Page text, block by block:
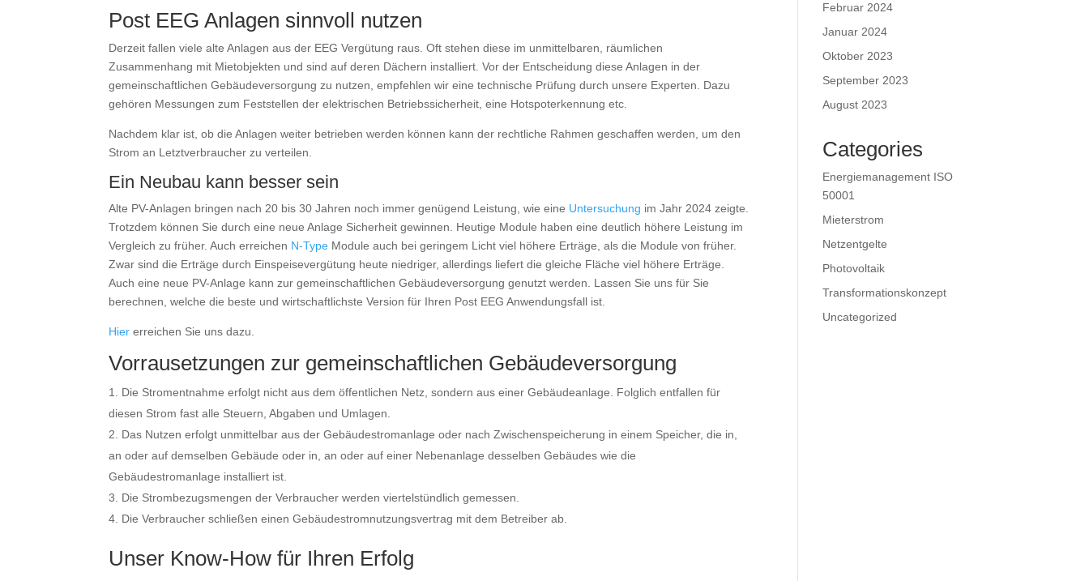
Post EEG Anlagen sinnvoll nutzen
Derzeit fallen viele alte Anlagen aus der EEG Vergütung raus. Oft stehen diese im unmittelbaren, räumlichen
Zusammenhang mit Mietobjekten und sind auf deren Dächern installiert. Vor der Entscheidung diese Anlagen in der
gemeinschaftlichen Gebäudeversorgung zu nutzen, empfehlen wir eine technische Prüfung durch unsere Experten. Dazu
gehören Messungen zum Feststellen der elektrischen Betriebssicherheit, eine Hotspoterkennung etc.
Nachdem klar ist, ob die Anlagen weiter betrieben werden können kann der rechtliche Rahmen geschaffen werden, um den
Strom an Letztverbraucher zu verteilen.
Ein Neubau kann besser sein
Alte PV-Anlagen bringen nach 20 bis 30 Jahren noch immer genügend Leistung, wie eine Untersuchung im Jahr 2024 zeigte.
Trotzdem können Sie durch eine neue Anlage Sicherheit gewinnen. Heutige Module haben eine deutlich höhere Leistung im
Vergleich zu früher. Auch erreichen N-Type Module auch bei geringem Licht viel höhere Erträge, als die Module von früher.
Zwar sind die Erträge durch Einspeisevergütung heute niedriger, allerdings liefert die gleiche Fläche viel höhere Erträge.
Auch eine neue PV-Anlage kann zur gemeinschaftlichen Gebäudeversorgung genutzt werden. Lassen Sie uns für Sie
berechnen, welche die beste und wirtschaftlichste Version für Ihren Post EEG Anwendungsfall ist.
Hier erreichen Sie uns dazu.
Vorrausetzungen zur gemeinschaftlichen Gebäudeversorgung
Die Stromentnahme erfolgt nicht aus dem öffentlichen Netz, sondern aus einer Gebäudeanlage. Folglich entfallen für
diesen Strom fast alle Steuern, Abgaben und Umlagen.
Das Nutzen erfolgt unmittelbar aus der Gebäudestromanlage oder nach Zwischenspeicherung in einem Speicher, die in,
an oder auf demselben Gebäude oder in, an oder auf einer Nebenanlage desselben Gebäudes wie die
Gebäudestromanlage installiert ist.
Die Strombezugsmengen der Verbraucher werden viertelstündlich gemessen.
Die Verbraucher schließen einen Gebäudestromnutzungsvertrag mit dem Betreiber ab.
Unser Know-How für Ihren Erfolg
Februar 2024
Januar 2024
Oktober 2023
September 2023
August 2023
Categories
Energiemanagement ISO
50001
Mieterstrom
Netzentgelte
Photovoltaik
Transformationskonzept
Uncategorized